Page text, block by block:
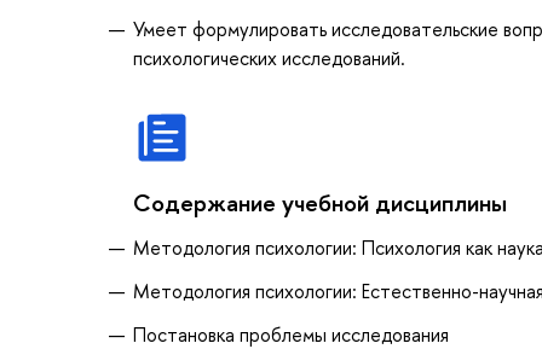
Умеет формулировать исследовательские
психологических исследований.
Содержание учебной дисциплины
Методология психологии: Психология как
Методология психологии: Естественно-
Постановка проблемы исследования